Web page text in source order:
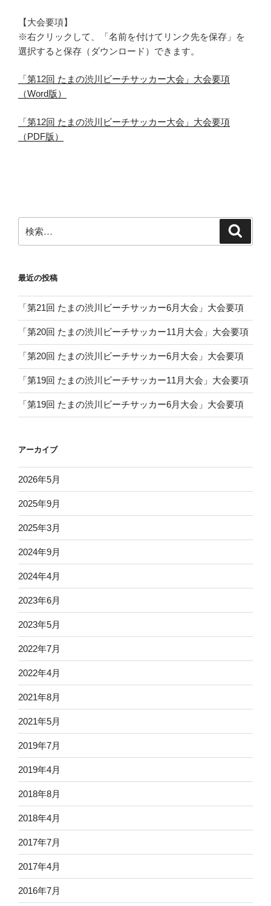
【大会要項】
※右クリックして、「名前を付けてリンク先を保存」を
選択すると保存（ダウンロード）できます。
「第12回 たまの渋川ビーチサッカー大会」大会要項
（Word版）
「第12回 たまの渋川ビーチサッカー大会」大会要項
（PDF版）
索:
最近の投稿
「第21回 たまの渋川ビーチサッカー6月大会」大会要項
「第20回 たまの渋川ビーチサッカー11月大会」大会要項
「第20回 たまの渋川ビーチサッカー6月大会」大会要項
「第19回 たまの渋川ビーチサッカー11月大会」大会要項
「第19回 たまの渋川ビーチサッカー6月大会」大会要項
アーカイブ
2026年5月
2025年9月
2025年3月
2024年9月
2024年4月
2023年6月
2023年5月
2022年7月
2022年4月
2021年8月
2021年5月
2019年7月
2019年4月
2018年8月
2018年4月
2017年7月
2017年4月
2016年7月